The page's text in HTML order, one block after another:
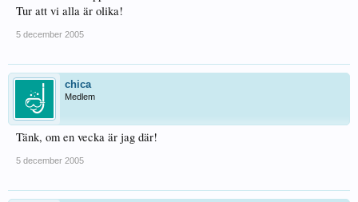
Tur att vi alla är olika!
5 december 2005
chica
Medlem
Tänk, om en vecka är jag där!
5 december 2005